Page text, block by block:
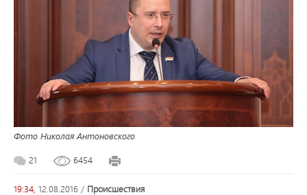
Фото Николая Антоновского
21 6454
19:34, 12.08.2016 / происшествия